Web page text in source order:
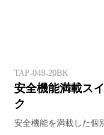
TAP-048-20BK
安全機能満載ス
ク
安全機能を満載した個